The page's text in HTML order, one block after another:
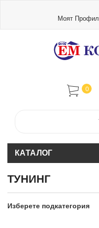
Моят Профил
0
КАТАЛОГ
ТУНИНГ
Изберете подкатегория